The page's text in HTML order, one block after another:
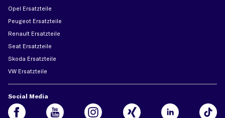
Opel Ersatzteile
Peugeot Ersatzteile
Renault Ersatzteile
Seat Ersatzteile
Skoda Ersatzteile
VW Ersatzteile
Social Media